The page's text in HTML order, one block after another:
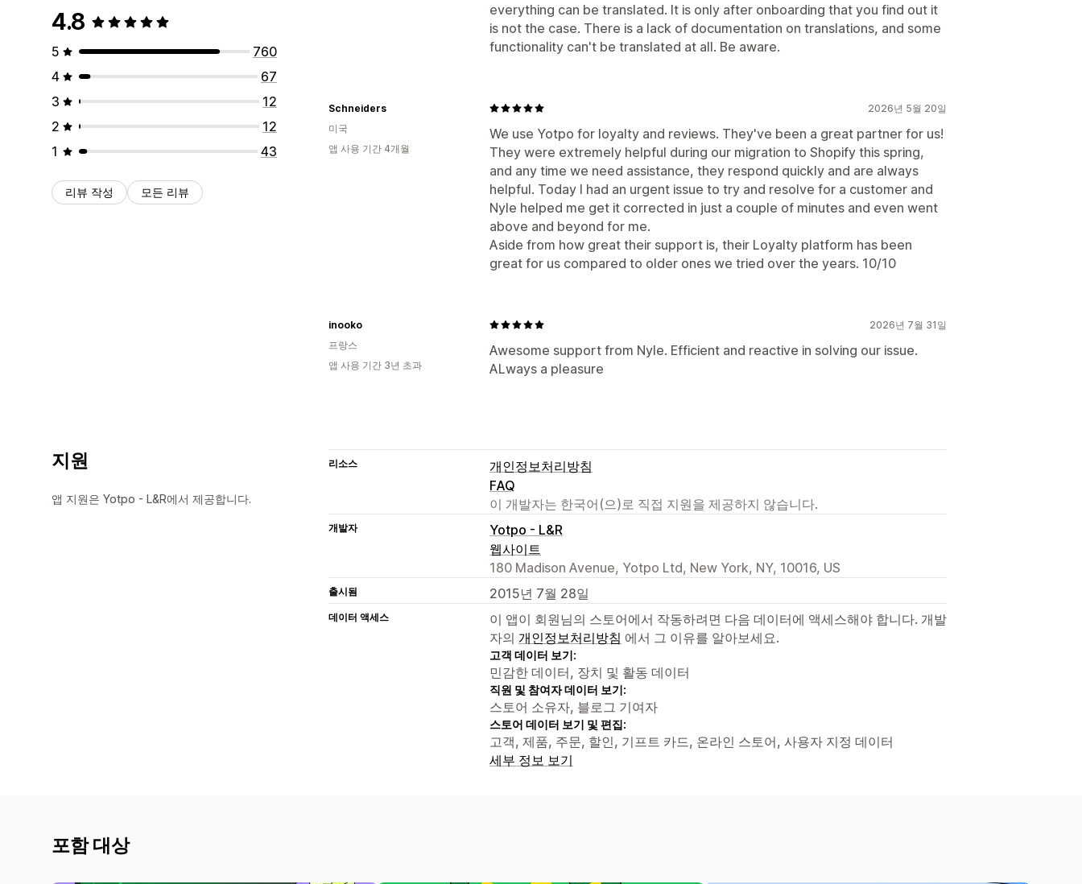
4.8
5
760
4
67
3
12
2
12
1
43
리뷰 작성 모든 리뷰
everything can be translated. It is only after onboarding that you find out it
is not the case. There is a lack of documentation on translations, and some
functionality can't be translated at all. Be aware.
2026년 5월 20일
We use Yotpo for loyalty and reviews. They've been a great partner for us!
They were extremely helpful during our migration to Shopify this spring,
and any time we need assistance, they respond quickly and are always
helpful. Today I had an urgent issue to try and resolve for a customer and
Nyle helped me get it corrected in just a couple of minutes and even went
above and beyond for me.
Aside from how great their support is, their Loyalty platform has been
great for us compared to older ones we tried over the years. 10/10
Schneiders
미국
앱 사용 기간 4개월
2026년 7월 31일
Awesome support from Nyle. Efficient and reactive in solving our issue.
ALways a pleasure
inooko
프랑스
앱 사용 기간 3년 초과
지원
앱 지원은 Yotpo - L&R에서 제공합니다.
리소스
개인정보처리방침
FAQ
이 개발자는 한국어(으)로 직접 지원을 제공하지 않습니다.
개발자
Yotpo - L&R
웹사이트
180 Madison Avenue, Yotpo Ltd, New York, NY, 10016, US
출시됨 2015년 7월 28일
데이터 액세스
이 앱이 회원님의 스토어에서 작동하려면 다음 데이터에 액세스해야 합니다. 개발
자의 개인정보처리방침 에서 그 이유를 알아보세요.
고객 데이터 보기:
민감한 데이터, 장치 및 활동 데이터
직원 및 참여자 데이터 보기:
스토어 소유자, 블로그 기여자
스토어 데이터 보기 및 편집:
고객, 제품, 주문, 할인, 기프트 카드, 온라인 스토어, 사용자 지정 데이터
세부 정보 보기
포함 대상